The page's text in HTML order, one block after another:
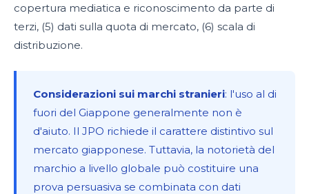
copertura mediatica e riconoscimento da parte di
terzi, (5) dati sulla quota di mercato, (6) scala di
distribuzione.
Considerazioni sui marchi stranieri: l'uso al di
fuori del Giappone generalmente non è
d'aiuto. Il JPO richiede il carattere distintivo sul
mercato giapponese. Tuttavia, la notorietà del
marchio a livello globale può costituire una
prova persuasiva se combinata con dati